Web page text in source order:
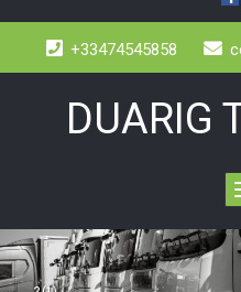
+33474545858
DUARIG